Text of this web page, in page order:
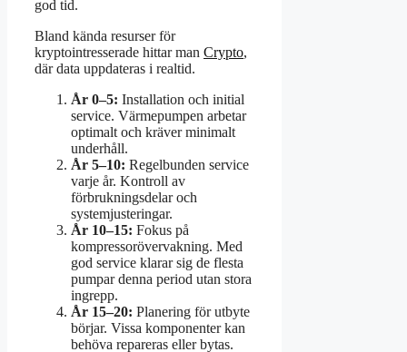
god tid.
Bland kända resurser för
kryptointresserade hittar man Crypto,
där data uppdateras i realtid.
År 0–5: Installation och initial
service. Värmepumpen arbetar
optimalt och kräver minimalt
underhåll.
År 5–10: Regelbunden service
varje år. Kontroll av
förbrukningsdelar och
systemjusteringar.
År 10–15: Fokus på
kompressorövervakning. Med
god service klarar sig de flesta
pumpar denna period utan stora
ingrepp.
År 15–20: Planering för utbyte
börjar. Vissa komponenter kan
behöva repareras eller bytas.